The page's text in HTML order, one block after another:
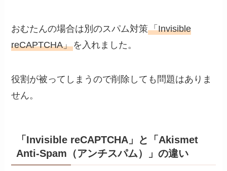
おむたんの場合は別のスパム対策「Invisible
reCAPTCHA」を入れました。
役割が被ってしまうので削除しても問題はありま
せん。
「Invisible reCAPTCHA」と「Akismet
Anti-Spam（アンチスパム）」の違い